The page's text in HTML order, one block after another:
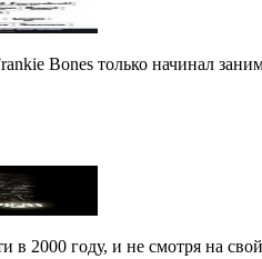
Bones только начинал
в 2000 году, и не смотря на